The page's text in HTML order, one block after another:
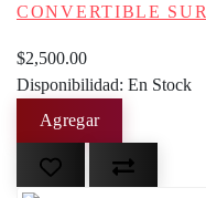
CONVERTIBLE
$2,500.00
Disponibilidad: En Stock